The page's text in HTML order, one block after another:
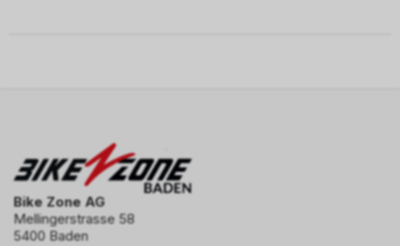
Bike Zone AG
Mellingerstrasse 58
5400 Baden